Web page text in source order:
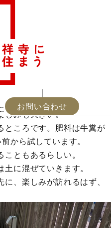
お問い合わせ
目」
サージュを行くように」
海史の遺構
わせ
屋上なりの苦労も多いで
しみも大きい。
ところです。肥料は牛糞が
から試しています。
ともあるらしい。
に混ぜていきます。
、楽しみが訪れるはず、